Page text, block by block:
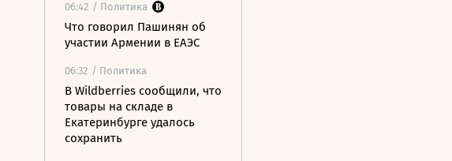
06:42 / Политика
Что говорил Пашинян об
участии Армении в ЕАЭС
06:32 / Политика
В Wildberries сообщили, что
товары на складе в
Екатеринбурге удалось
сохранить